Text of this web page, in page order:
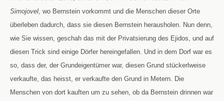
Simojovel, wo Bernstein vorkommt und die Menschen dieser Orte
überleben dadurch, dass sie diesen Bernstein herausholen. Nun denn,
wie Sie wissen, geschah das mit der Privatsierung des Ejidos, und auf
diesen Trick sind einige Dörfer hereingefallen. Und in dem Dorf war es
so, dass der, der Grundeigentümer war, diesen Grund stückerlweise
verkaufte, das heisst, er verkaufte den Grund in Metern. Die
Menschen von dort kauften um zu sehen, ob da Bernstein drinnen war